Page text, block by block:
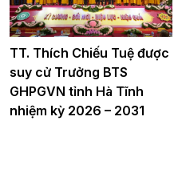
TT. Thích Chiếu Tuệ được
suy cử Trưởng BTS
GHPGVN tỉnh Hà Tĩnh
nhiệm kỳ 2026 – 2031